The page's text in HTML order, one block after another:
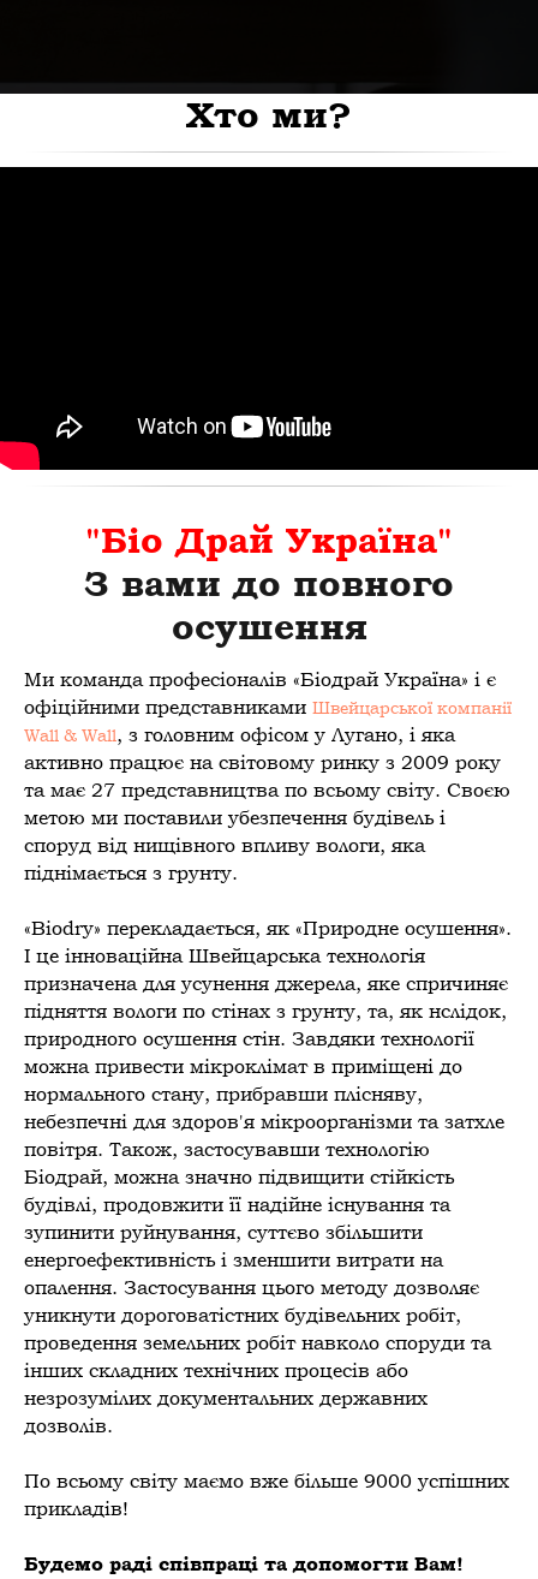
Хто ми?
"Біо Драй Україна"
З вами до повного
осушення
Ми команда професіоналів «Біодрай Україна» і є
офіційними представниками Швейцарської компанії
Wall & Wall, з головним офісом у Лугано, і яка
активно працює на світовому ринку з 2009 року
та має 27 представництва по всьому світу. Своєю
метою ми поставили убезпечення будівель і
споруд від нищівного впливу вологи, яка
піднімається з грунту.
«Biodry» перекладається, як «Природне осушення».
І це інноваційна Швейцарська технологія
призначена для усунення джерела, яке спричиняє
підняття вологи по стінах з грунту, та, як нслідок,
природного осушення стін. Завдяки технології
можна привести мікроклімат в приміщені до
нормального стану, прибравши плісняву,
небезпечні для здоров'я мікроорганізми та затхле
повітря. Також, застосувавши технологію
Біодрай, можна значно підвищити стійкість
будівлі, продовжити її надійне існування та
зупинити руйнування, суттєво збільшити
енергоефективність і зменшити витрати на
опалення. Застосування цього методу дозволяє
уникнути дороговатістних будівельних робіт,
проведення земельних робіт навколо споруди та
інших складних технічних процесів або
незрозумілих документальних державних
дозволів.
По всьому світу маємо вже більше 9000 успішних
прикладів!
Будемо раді співпраці та допомогти Вам!